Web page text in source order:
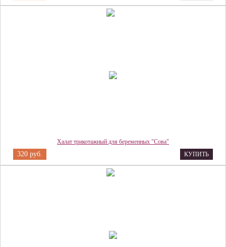
Халат трикотажный для беременных "Сова"
320 руб. КУПИТЬ